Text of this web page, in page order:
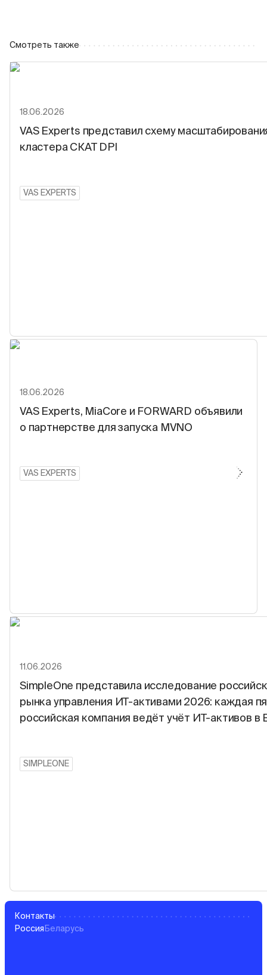
Смотреть также
18.06.2026
VAS Experts представил схему
кластера СКАТ DPI
VAS EXPERTS
18.06.2026
VAS Experts, MiaCore и FORWARD объявили
о партнерстве для запуска MVNO
VAS EXPERTS
11.06.2026
SimpleOne представила исследование
рынка управления ИТ-активами 2026: каждая
российская компания ведёт учёт ИТ-активов в
SIMPLEONE
Контакты
Россия Беларусь